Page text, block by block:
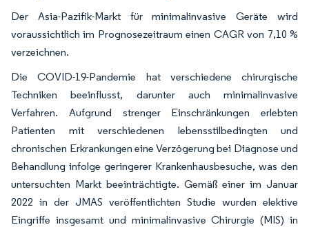
Der Asia-Pazifik-Markt für minimalinvasive Geräte wird
voraussichtlich im Prognosezeitraum einen CAGR von 7,10 %
verzeichnen.
Die COVID-19-Pandemie hat verschiedene chirurgische
Techniken beeinflusst, darunter auch minimalinvasive
Verfahren. Aufgrund strenger Einschränkungen erlebten
Patienten mit verschiedenen lebensstilbedingten und
chronischen Erkrankungen eine Verzögerung bei Diagnose und
Behandlung infolge geringerer Krankenhausbesuche, was den
untersuchten Markt beeinträchtigte. Gemäß einer im Januar
2022 in der JMAS veröffentlichten Studie wurden elektive
Eingriffe insgesamt und minimalinvasive Chirurgie (MIS) in